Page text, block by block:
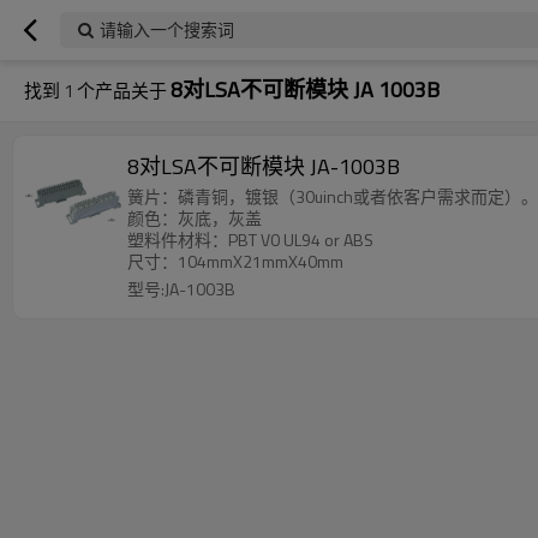
请输入一个搜索词
找到 1 个产品关于8对LSA不可断模块 JA 1003B
8对LSA不可断模块 JA-1003B
簧片：磷青铜，镀银（30uinch或者依客户需求而定）
颜色：灰底，灰盖
塑料件材料：PBT V0 UL94 or ABS
尺寸：104mmX21mmX40mm
型号:JA-1003B